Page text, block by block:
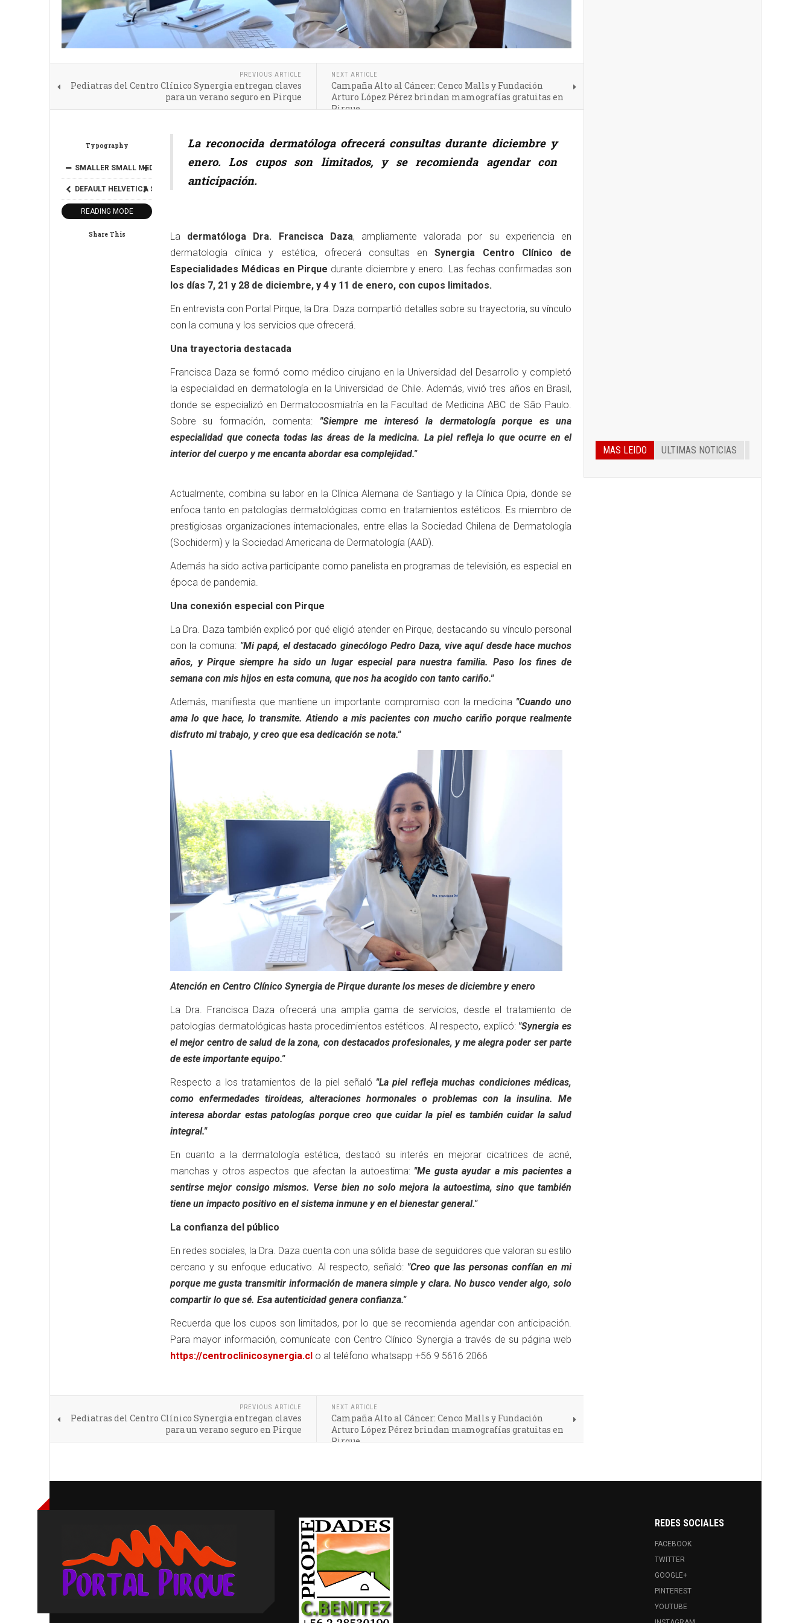
PREVIOUS ARTICLE
Pediatras del Centro Clínico Synergia entregan claves
para un verano seguro en Pirque
NEXT ARTICLE
Campaña Alto al Cáncer: Cenco Malls y Fundación
Arturo López Pérez brindan mamografías gratuitas en
Pirque
Typography
SMALLER SMALL MEDIUM BIGGER
DEFAULT HELVETICA SEGOE TIMES
READING MODE
Share This
La reconocida dermatóloga ofrecerá consultas durante diciembre y
enero. Los cupos son limitados, y se recomienda agendar con
anticipación.
La dermatóloga Dra. Francisca Daza, ampliamente valorada por su experiencia en
dermatología clínica y estética, ofrecerá consultas enSynergia Centro Clínico de
Especialidades Médicas en Pirque durante diciembre y enero. Las fechas confirmadas son
los días 7, 21 y 28 de diciembre, y 4 y 11 de enero, con cupos limitados.
En entrevista con Portal Pirque, la Dra. Daza compartió detalles sobre su trayectoria, su vínculo
con la comuna y los servicios que ofrecerá.
Una trayectoria destacada
Francisca Daza se formó como médico cirujano en la Universidad del Desarrollo y completó
la especialidad en dermatología en la Universidad de Chile. Además, vivió tres años en Brasil,
donde se especializó en Dermatocosmiatría en la Facultad de Medicina ABC de São Paulo.
Sobre su formación, comenta: "Siempre me interesó la dermatología porque es una
especialidad que conecta todas las áreas de la medicina. La piel refleja lo que ocurre en el
interior del cuerpo y me encanta abordar esa complejidad."
Actualmente, combina su labor en la Clínica Alemana de Santiago y la Clínica Opia, donde se
enfoca tanto en patologías dermatológicas como en tratamientos estéticos. Es miembro de
prestigiosas organizaciones internacionales, entre ellas la Sociedad Chilena de Dermatología
(Sochiderm) y la Sociedad Americana de Dermatología (AAD).
Además ha sido activa participante como panelista en programas de televisión, es especial en
época de pandemia.
Una conexión especial con Pirque
La Dra. Daza también explicó por qué eligió atender en Pirque, destacando su vínculo personal
con la comuna: "Mi papá, el destacado ginecólogo Pedro Daza, vive aquí desde hace muchos
años, y Pirque siempre ha sido un lugar especial para nuestra familia. Paso los fines de
semana con mis hijos en esta comuna, que nos ha acogido con tanto cariño."
Además, manifiesta que mantiene un importante compromiso con la medicina "Cuando uno
ama lo que hace, lo transmite. Atiendo a mis pacientes con mucho cariño porque realmente
disfruto mi trabajo, y creo que esa dedicación se nota."
Atención en Centro Clínico Synergia de Pirque durante los meses de diciembre y enero
La Dra. Francisca Daza ofrecerá una amplia gama de servicios, desde el tratamiento de
patologías dermatológicas hasta procedimientos estéticos. Al respecto, explicó: "Synergia es
el mejor centro de salud de la zona, con destacados profesionales, y me alegra poder ser parte
de este importante equipo."
Respecto a los tratamientos de la piel señaló "La piel refleja muchas condiciones médicas,
como enfermedades tiroideas, alteraciones hormonales o problemas con la insulina. Me
interesa abordar estas patologías porque creo que cuidar la piel es también cuidar la salud
integral."
En cuanto a la dermatología estética, destacó su interés en mejorar cicatrices de acné,
manchas y otros aspectos que afectan la autoestima: "Me gusta ayudar a mis pacientes a
sentirse mejor consigo mismos. Verse bien no solo mejora la autoestima, sino que también
tiene un impacto positivo en el sistema inmune y en el bienestar general."
La confianza del público
En redes sociales, la Dra. Daza cuenta con una sólida base de seguidores que valoran su estilo
cercano y su enfoque educativo. Al respecto, señaló: "Creo que las personas confían en mi
porque me gusta transmitir información de manera simple y clara. No busco vender algo, solo
compartir lo que sé. Esa autenticidad genera confianza."
Recuerda que los cupos son limitados, por lo que se recomienda agendar con anticipación.
Para mayor información, comunícate con Centro Clínico Synergia a través de su página web
https://centroclinicosynergia.cl o al teléfono whatsapp +56 9 5616 2066
PREVIOUS ARTICLE
Pediatras del Centro Clínico Synergia entregan claves
para un verano seguro en Pirque
NEXT ARTICLE
Campaña Alto al Cáncer: Cenco Malls y Fundación
Arturo López Pérez brindan mamografías gratuitas en
Pirque
MAS LEIDO ULTIMAS NOTICIAS
REDES SOCIALES
FACEBOOK
TWITTER
GOOGLE+
PINTEREST
YOUTUBE